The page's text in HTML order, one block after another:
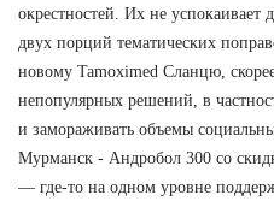
окрестностей. Их не успокаивает
двух порций тематических
новому Tamoximed Сланцю,
непопулярных решений, в
и замораживать объемы
Мурманск - Андробол 300 со
— где-то на одном уровне